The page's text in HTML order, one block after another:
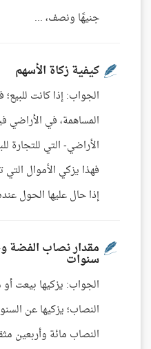
جنيهًا ونصف، ...
كيفية زكاة الأسهم
الجواب: إذا كانت للبيع؛
المساهمة، في الأراضي
الأراضي- التي للتجارة
فهذا يزكي الأموال التي
إذا حال عليها الحول
مقدار نصاب الفضة
سنوات
الجواب: يزكيها بيعت أو
النصاب؛ يزكيها عن
النصاب مائة وأربعين